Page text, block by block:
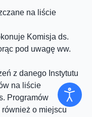
na liście
Komisja ds.
pod uwagę ww.
z danego Instytutu
na liście
Programów
o miejscu